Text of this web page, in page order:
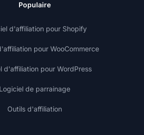
Populaire
d'affiliation pour Shopify
pour WooCommerce
d'affiliation pour WordPress
Logiciel de parrainage
Outils d'affiliation